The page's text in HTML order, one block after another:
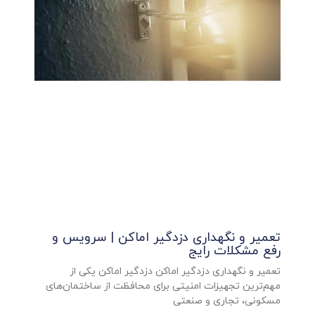
تعمیر و نگهداری دزدگیر اماکن | سرویس و
رفع مشکلات رایج
تعمیر و نگهداری دزدگیر اماکن دزدگیر اماکن یکی از
مهم‌ترین تجهیزات امنیتی برای محافظت از ساختمان‌های
مسکونی، تجاری و صنعتی